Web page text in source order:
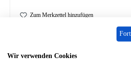
Zum Merkzettel hinzufügen
Frage zum
Wir verwenden Cookies